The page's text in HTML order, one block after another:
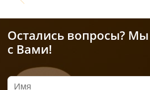
Остались вопросы?
с Вами!